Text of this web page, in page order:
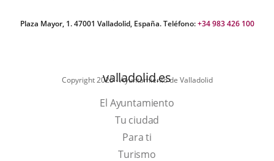
Plaza Mayor, 1. 47001 Valladolid, España. Teléfono:+34 983 426 100
Copyright 2025 - Ayuntamiento de Valladolid
valladolid.es
El Ayuntamiento
Tu ciudad
Para ti
TurismoEste